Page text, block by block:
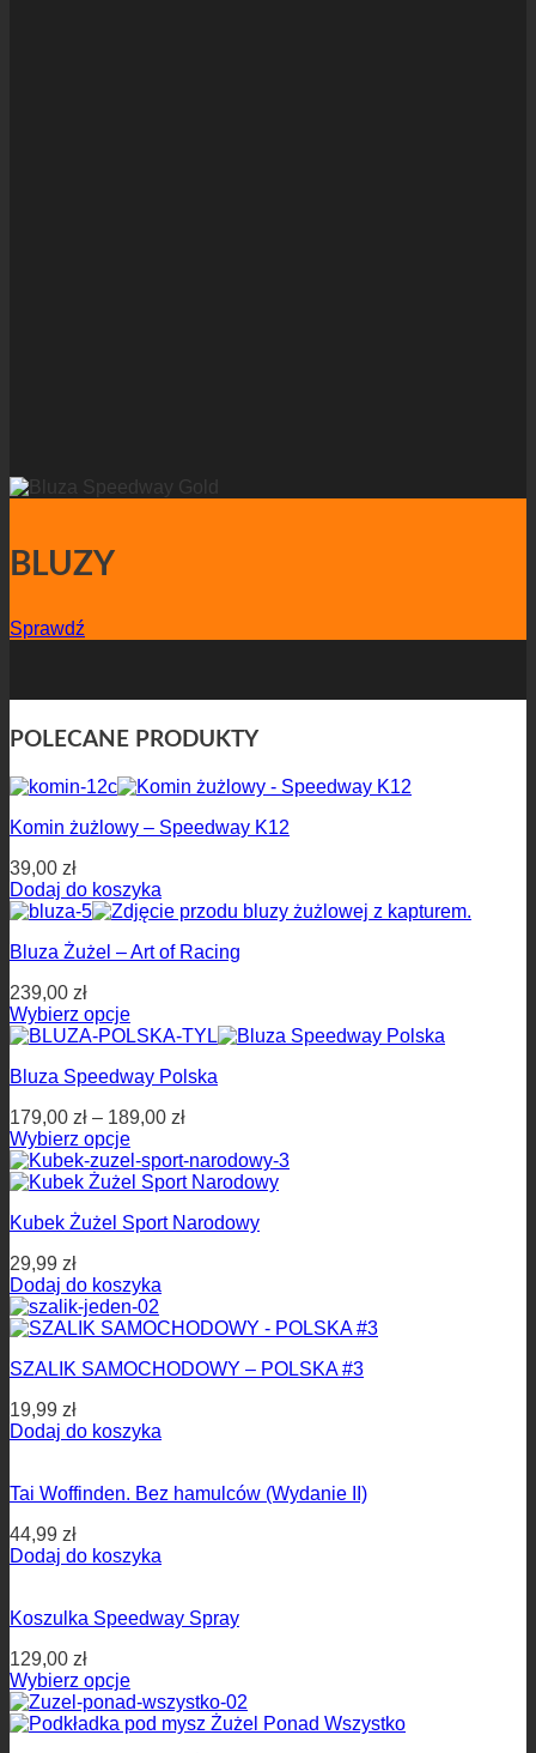
BLUZY
Sprawdź
POLECANE PRODUKTY
Komin żużlowy – Speedway K12
39,00 zł
Dodaj do koszyka
Bluza Żużel – Art of Racing
239,00 zł
Wybierz opcje
Bluza Speedway Polska
179,00 zł – 189,00 zł
Wybierz opcje
Kubek Żużel Sport Narodowy
29,99 zł
Dodaj do koszyka
SZALIK SAMOCHODOWY – POLSKA #3
19,99 zł
Dodaj do koszyka
Tai Woffinden. Bez hamulców (Wydanie II)
44,99 zł
Dodaj do koszyka
Koszulka Speedway Spray
129,00 zł
Wybierz opcje